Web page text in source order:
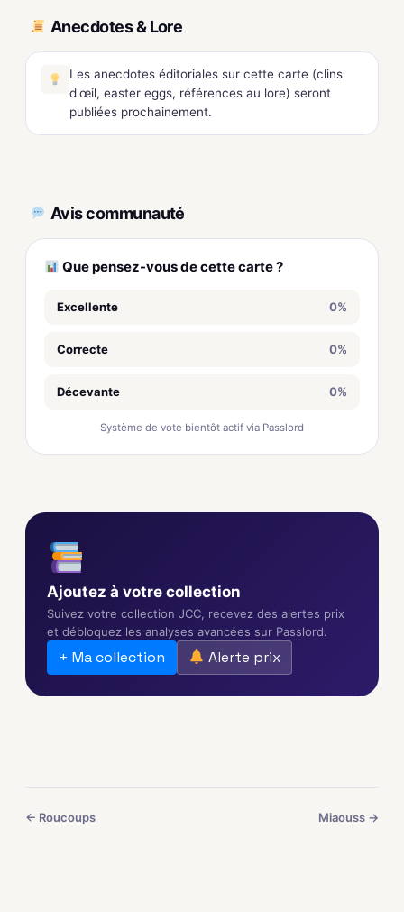
Anecdotes & Lore
Les anecdotes éditoriales sur cette carte (clins
d'œil, easter eggs, références au lore) seront
publiées prochainement.
Avis communauté
Que pensez-vous de cette carte ?
Excellente 0%
Correcte 0%
Décevante 0%
Système de vote bientôt actif via Passlord
Ajoutez à votre collection
Suivez votre collection JCC, recevez des alertes prix
et débloquez les analyses avancées sur Passlord.
+ Ma collection Alerte prix
← Roucoups Miaouss →